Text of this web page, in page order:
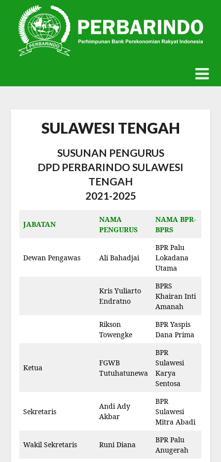
content
SULAWESI TENGAH
SUSUNAN PENGURUS
DPD PERBARINDO SULAWESI
TENGAH
2021-2025
JABATAN
NAMA
PENGURUS
NAMA BPR-
BPRS
Dewan Pengawas Ali Bahadjai
BPR Palu
Lokadana
Utama
Kris Yuliarto
Endratno
BPRS
Khairan Inti
Amanah
Rikson
Towengke
BPR Yaspis
Dana Prima
Ketua
FGWB
Tutuhatunewa
BPR
Sulawesi
Karya
Sentosa
Sekretaris
Andi Ady
Akbar
BPR
Sulawesi
Mitra Abadi
Wakil Sekretaris Runi Diana
BPR Palu
Anugerah